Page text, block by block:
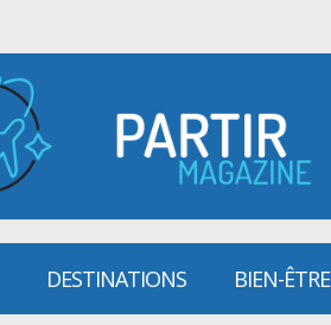
DESTINATIONS BIEN-ÊTRE